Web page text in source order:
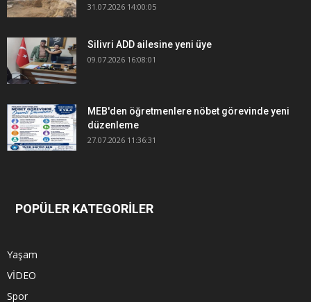
31.07.2026 14:00:05
Silivri ADD ailesine yeni üye
09.07.2026 16:08:01
MEB'den öğretmenlere nöbet görevinde yeni
düzenleme
27.07.2026 11:36:31
POPÜLER KATEGORİLER
Yaşam
VİDEO
Spor